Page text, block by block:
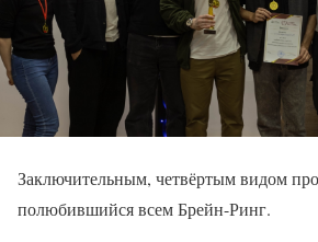
Заключительным, четвёртым видом
полюбившийся всем Брейн-Ринг.